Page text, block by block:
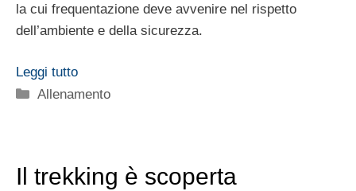
la cui frequentazione deve avvenire nel rispetto
dell’ambiente e della sicurezza.
Leggi tutto
Categorie
Allenamento
Il trekking è scoperta